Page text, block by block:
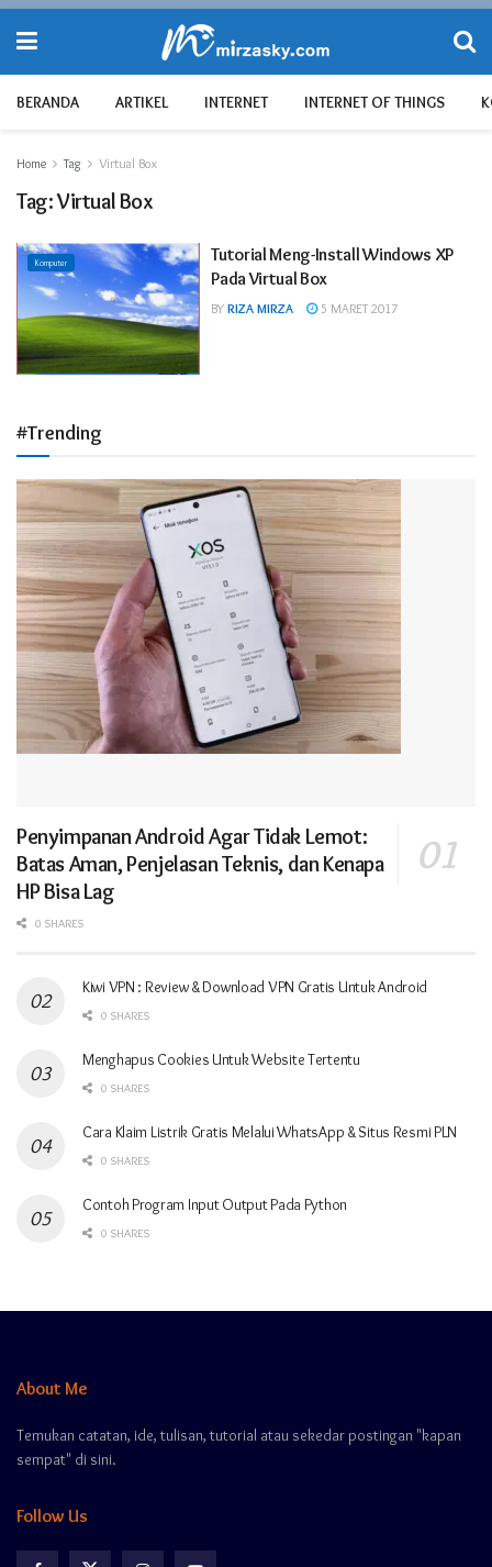
BERANDA ARTIKEL INTERNET INTERNET OF THINGS
Home Tag Virtual Box
Tag:Virtual Box
Komputer
Tutorial Meng-Install Windows XP
Pada Virtual Box
BY RIZA MIRZA 5 MARET 2017
#Trending
Penyimpanan Android Agar Tidak Lemot:
Batas Aman, Penjelasan Teknis, dan Kenapa
HP Bisa Lag
0 SHARES
Kiwi VPN : Review & Download VPN Gratis Untuk Android
0 SHARES
Menghapus Cookies Untuk Website Tertentu
0 SHARES
Cara Klaim Listrik Gratis Melalui WhatsApp & Situs Resmi PLN
0 SHARES
Contoh Program Input Output Pada Python
0 SHARES
About Me
Temukan catatan, ide, tulisan, tutorial atau sekedar postingan "kapan
sempat" di sini.
Follow Us